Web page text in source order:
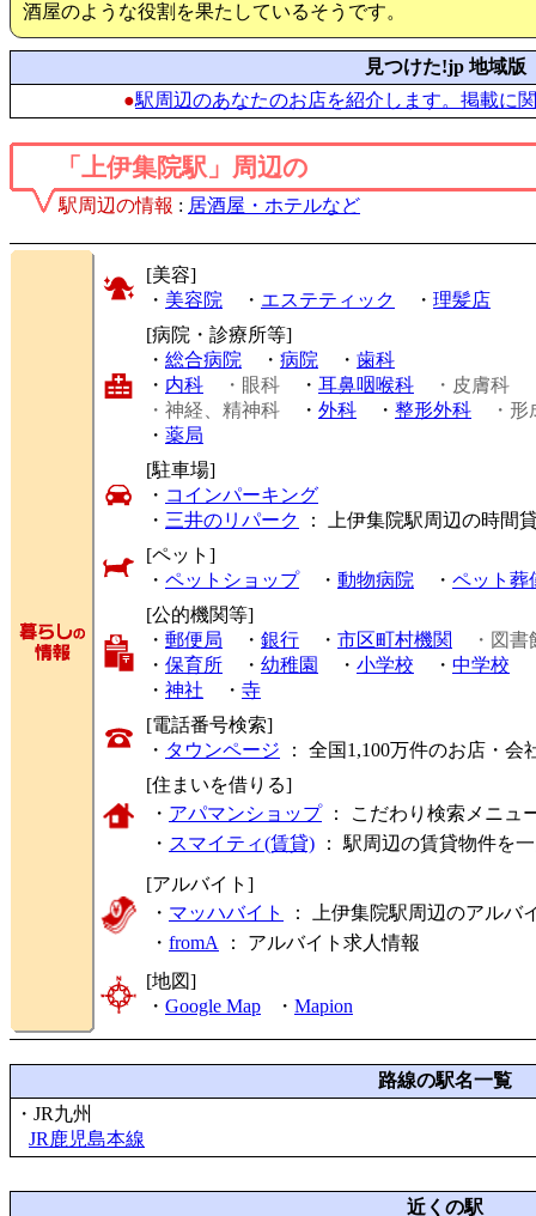
酒屋のような役割を果たしているそうです。
見つけた!jp 地域版
●駅周辺のあなたのお店を紹介します。掲載に
「上伊集院駅」周辺の
駅周辺の情報 : 居酒屋・ホテルなど
[美容]
・ 美容院 ・ エステティック ・ 理髪店
[病院・診療所等]
・ 総合病院 ・ 病院 ・ 歯科
・ 内科 ・眼科 ・ 耳鼻咽喉科 ・皮膚科
・神経、精神科 ・ 外科 ・ 整形外科
・
・ 薬局
[駐車場]
・ コインパーキング
・ 三井のリパーク
： 上伊集院駅周辺の時間
[ペット]
・ ペットショップ・ 動物病院 ・ ペット葬
[公的機関等]
・ 郵便局 ・ 銀行 ・ 市区町村機関
・図書
・ 保育所 ・ 幼稚園 ・ 小学校 ・ 中学校
・ 神社 ・ 寺
[電話番号検索]
・ タウンページ ： 全国1,100万件のお店・
[住まいを借りる]
・ アパマンショップ： こだわり検索メニュ
・ スマイティ(賃貸) ： 駅周辺の賃貸物件を
[アルバイト]
・ マッハバイト
： 上伊集院駅周辺のアルバ
・ fromA ： アルバイト求人情報
[地図]
・ Google Map ・ Mapion
路線の駅名一覧
・JR九州
JR鹿児島本線
近くの駅